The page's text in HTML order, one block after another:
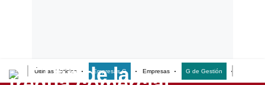
Últimas Noticias Empresas G Empresas G de Gestión
Lo último